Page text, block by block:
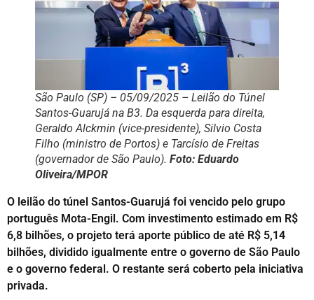
São Paulo (SP) – 05/09/2025 – Leilão do Túnel
Santos-Guarujá na B3. Da esquerda para direita,
Geraldo Alckmin (vice-presidente), Silvio Costa
Filho (ministro de Portos) e Tarcísio de Freitas
(governador de São Paulo). Foto: Eduardo
Oliveira/MPOR
O leilão do túnel Santos-Guarujá foi vencido pelo grupo
português Mota-Engil. Com investimento estimado em R$
6,8 bilhões, o projeto terá aporte público de até R$ 5,14
bilhões, dividido igualmente entre o governo de São Paulo
e o governo federal. O restante será coberto pela iniciativa
privada.